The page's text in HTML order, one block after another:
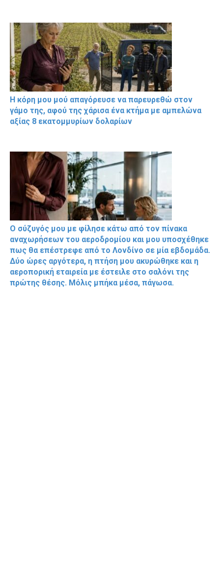
Η κόρη μου μού απαγόρευσε να παρευρεθώ στον
γάμο της, αφού της χάρισα ένα κτήμα με αμπελώνα
αξίας 8 εκατομμυρίων δολαρίων
Ο σύζυγός μου με φίλησε κάτω από τον πίνακα
αναχωρήσεων του αεροδρομίου και μου υποσχέθηκε
πως θα επέστρεφε από το Λονδίνο σε μία εβδομάδα.
Δύο ώρες αργότερα, η πτήση μου ακυρώθηκε και η
αεροπορική εταιρεία με έστειλε στο σαλόνι της
πρώτης θέσης. Μόλις μπήκα μέσα, πάγωσα.